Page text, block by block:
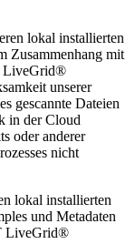
lokal installierten
Zusammenhang mit
LiveGrid®
unserer
gescannte Dateien
in der Cloud
oder anderer
nicht
lokal installierten
und Metadaten
LiveGrid®